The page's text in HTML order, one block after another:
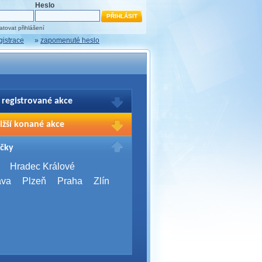
Heslo
přihlášení
» zapomenuté heslo
registrované akce
Vašich registrací na akce
přihlašte.
konané akce
2026
Brno
Server Bootcamp 2026
Hradec Králové
Plzeň Praha Zlín